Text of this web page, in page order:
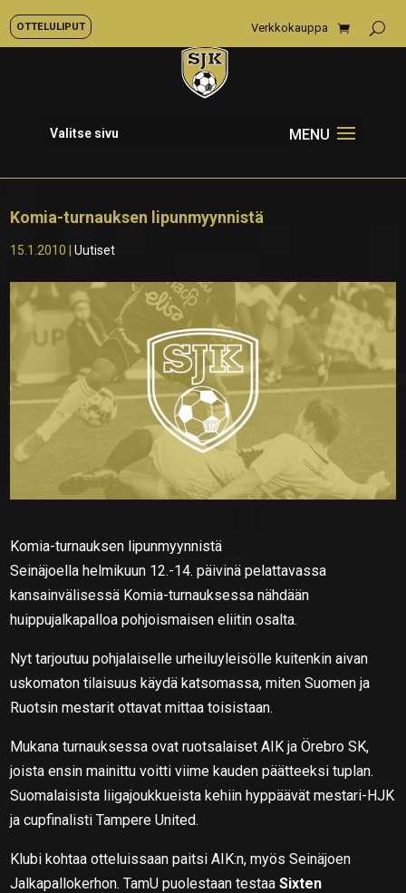
OTTELULIPUT Verkkokauppa
Valitse sivu
Komia-turnauksen lipunmyynnistä
15.1.2010 |Uutiset
Komia-turnauksen lipunmyynnistä
Seinäjoella helmikuun 12.-14. päivinä pelattavassa
kansainvälisessä Komia-turnauksessa nähdään
huippujalkapalloa pohjoismaisen eliitin osalta.
Nyt tarjoutuu pohjalaiselle urheiluyleisölle kuitenkin aivan
uskomaton tilaisuus käydä katsomassa, miten Suomen ja
Ruotsin mestarit ottavat mittaa toisistaan.
Mukana turnauksessa ovat ruotsalaiset AIK ja Örebro SK,
joista ensin mainittu voitti viime kauden päätteeksi tuplan.
Suomalaisista liigajoukkueista kehiin hyppäävät mestari-HJK
ja cupfinalisti Tampere United.
Klubi kohtaa otteluissaan paitsi AIK:n, myös Seinäjoen
Jalkapallokerhon. TamU puolestaan testaaSixten